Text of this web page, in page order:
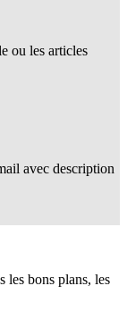
ou les articles
avec description
les bons plans, les